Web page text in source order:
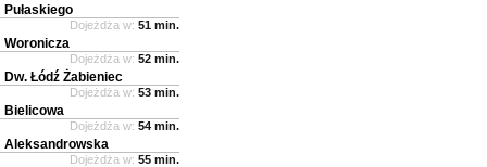
Pułaskiego
Dojeżdża w: 51 min.
Woronicza
Dojeżdża w: 52 min.
Dw. Łódź Żabieniec
Dojeżdża w: 53 min.
Bielicowa
Dojeżdża w: 54 min.
Aleksandrowska
Dojeżdża w: 55 min.